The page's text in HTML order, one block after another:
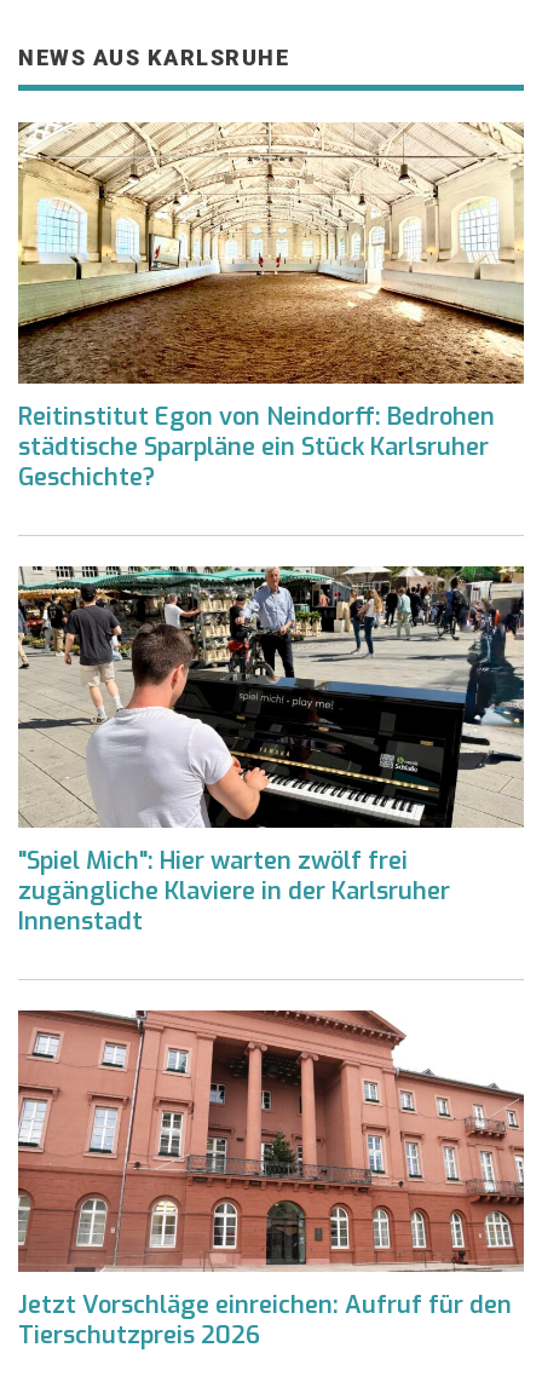
NEWS AUS KARLSRUHE
Reitinstitut Egon von Neindorff: Bedrohen
städtische Sparpläne ein Stück Karlsruher
Geschichte?
"Spiel Mich": Hier warten zwölf frei
zugängliche Klaviere in der Karlsruher
Innenstadt
Jetzt Vorschläge einreichen: Aufruf für den
Tierschutzpreis 2026